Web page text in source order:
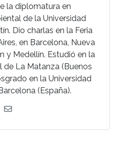
la diplomatura en
de la Universidad
Dio charlas en la Feria
en Barcelona, Nueva
y Medellín. Estudió en la
de La Matanza (Buenos
en la Universidad
(España).